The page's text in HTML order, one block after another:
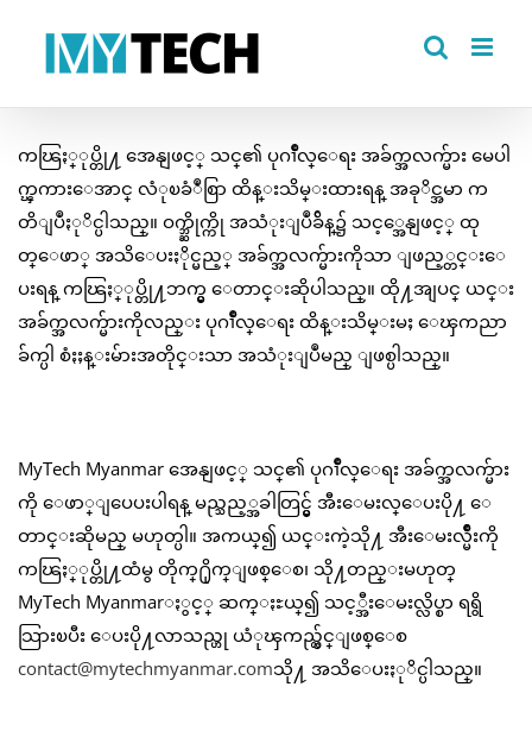
ကၽြႏ္ုပ္တို႔ အေနျဖင့္ သင္၏ ပုဂၢိဳလ္ေရး အခ်က္အလက္မ်ား မေပါ
က္ၾကားေအာင္ လံုၿခံဳစြာ ထိန္းသိမ္းထားရန္ အခုိင္အမာ က
တိျပဳႏုိင္ပါသည္။ ဝက္ဘ္ဆိုက္ကို အသံုးျပဳခ်ိန္၌ သင့္အေနျဖင့္ ထု
တ္ေဖာ္ အသိေပးႏိုင္မည့္ အခ်က္အလက္မ်ားကိုသာ ျဖည့္တင္းေ
ပးရန္ ကၽြႏ္ုပ္တို႔ဘက္မွ ေတာင္းဆိုပါသည္။ ထို႔အျပင္ ယင္း
အခ်က္အလက္မ်ားကိုလည္း ပုဂၢိဳလ္ေရး ထိန္းသိမ္းမႈ ေၾကညာ
ခ်က္ပါ စံႏႈန္းမ်ားအတိုင္းသာ အသံုးျပဳမည္ ျဖစ္ပါသည္။
MyTech Myanmar အေနျဖင့္ သင္၏ ပုဂၢိဳလ္ေရး အခ်က္အလက္မ်ား
ကို ေဖာ္ျပေပးပါရန္ မည္သည့္အခါတြင္မွ် အီးေမးလ္ေပးပို႔ ေ
တာင္းဆိုမည္ မဟုတ္ပါ။ အကယ္၍ ယင္းကဲ့သို႔ အီးေမးလ္မ်ိဳးကို
ကၽြႏ္ုပ္တို႔ထံမွ တိုက္႐ိုက္ျဖစ္ေစ၊ သို႔တည္းမဟုတ္
MyTech Myanmarႏွင့္ ဆက္ႏႊယ္၍ သင့္အီးေမးလ္လိပ္စာ ရရွိ
သြားၿပီး ေပးပို႔လာသည္ဟု ယံုၾကည္လွ်င္ျဖစ္ေစ
contact@mytechmyanmar.comသို႔ အသိေပးႏုိင္ပါသည္။